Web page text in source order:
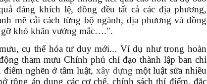
đáng khích lệ, đồng đều tất cả các địa phương,
mẽ cải cách từng bộ ngành, địa phương và đồng
gỡ khó khăn vướng mắc….".
cụ thể hóa tư duy mới... Ví dụ như trong hoàn
tham mưu Chính phủ chỉ đạo thành lập ban chỉ
điểm nghẽn ở tầm luật, xây dựng một luật sửa nhiều
rộng áp dụng các cơ chế, chính sách thí điểm, đặc